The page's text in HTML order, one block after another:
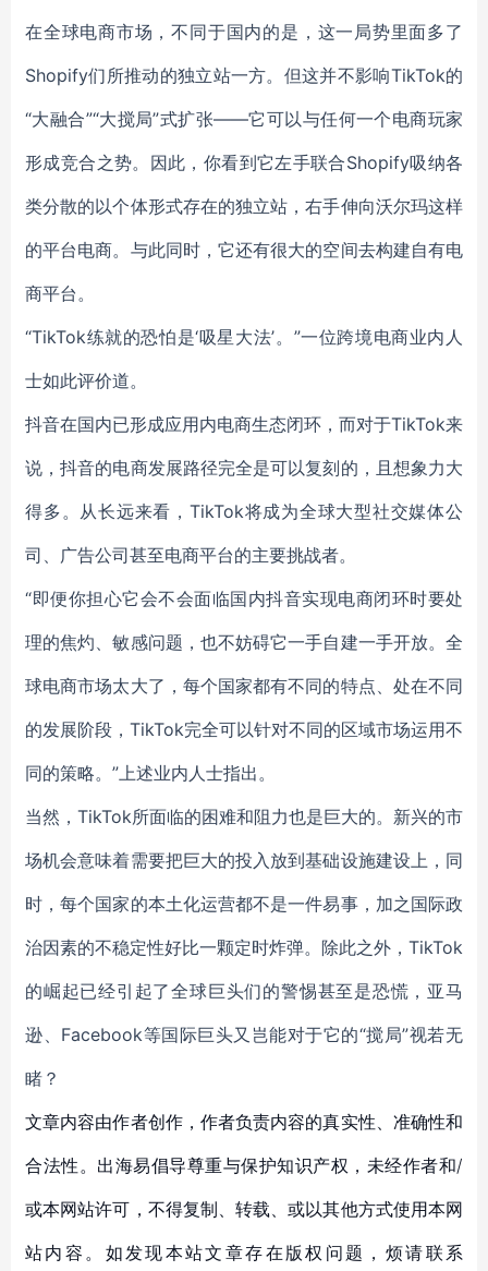
在全球电商市场，不同于国内的是，这一局势里面多了
Shopify们所推动的独立站一方。但这并不影响TikTok的
“大融合”“大搅局”式扩张——它可以与任何一个电商玩家
形成竞合之势。因此，你看到它左手联合Shopify吸纳各
类分散的以个体形式存在的独立站，右手伸向沃尔玛这样
的平台电商。与此同时，它还有很大的空间去构建自有电
商平台。
“TikTok练就的恐怕是‘吸星大法’。”一位跨境电商业内人
士如此评价道。
抖音在国内已形成应用内电商生态闭环，而对于TikTok来
说，抖音的电商发展路径完全是可以复刻的，且想象力大
得多。从长远来看，TikTok将成为全球大型社交媒体公
司、广告公司甚至电商平台的主要挑战者。
“即便你担心它会不会面临国内抖音实现电商闭环时要处
理的焦灼、敏感问题，也不妨碍它一手自建一手开放。全
球电商市场太大了，每个国家都有不同的特点、处在不同
的发展阶段，TikTok完全可以针对不同的区域市场运用不
同的策略。”上述业内人士指出。
当然，TikTok所面临的困难和阻力也是巨大的。新兴的市
场机会意味着需要把巨大的投入放到基础设施建设上，同
时，每个国家的本土化运营都不是一件易事，加之国际政
治因素的不稳定性好比一颗定时炸弹。除此之外，TikTok
的崛起已经引起了全球巨头们的警惕甚至是恐慌，亚马
逊、Facebook等国际巨头又岂能对于它的“搅局”视若无
睹？
文章内容由作者创作，作者负责内容的真实性、准确性和
合法性。出海易倡导尊重与保护知识产权，未经作者和/
或本网站许可，不得复制、转载、或以其他方式使用本网
站内容。如发现本站文章存在版权问题，烦请联系